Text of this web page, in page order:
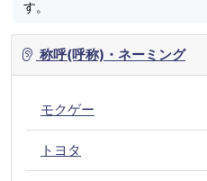
す。
称呼(呼称)・ネーミング
モクゲー
トヨタ